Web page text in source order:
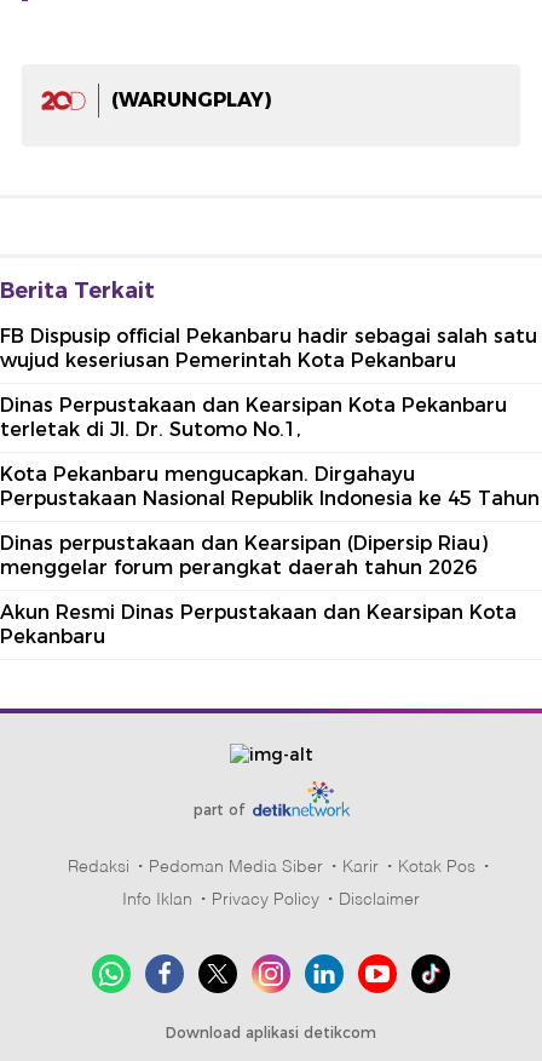
(WARUNGPLAY)
Berita Terkait
FB Dispusip official Pekanbaru hadir sebagai salah satu
wujud keseriusan Pemerintah Kota Pekanbaru
Dinas Perpustakaan dan Kearsipan Kota Pekanbaru
terletak di Jl. Dr. Sutomo No.1,
Kota Pekanbaru mengucapkan. Dirgahayu
Perpustakaan Nasional Republik Indonesia ke 45 Tahun
Dinas perpustakaan dan Kearsipan (Dipersip Riau)
menggelar forum perangkat daerah tahun 2026
Akun Resmi Dinas Perpustakaan dan Kearsipan Kota
Pekanbaru
part of
Redaksi Pedoman Media Siber Karir
Kotak Pos
Info Iklan
Privacy Policy Disclaimer
Download aplikasi detikcom